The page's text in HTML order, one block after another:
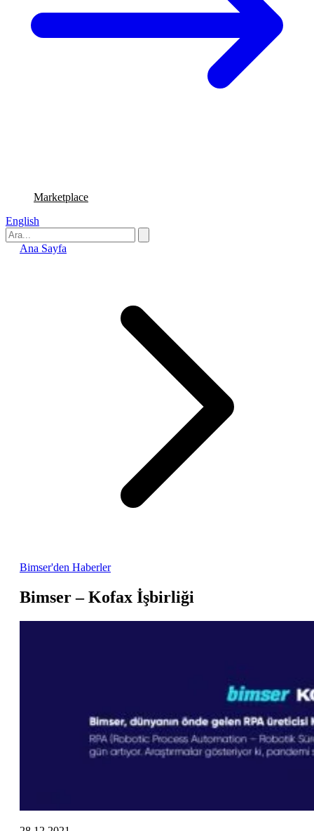
Marketplace
English
Ana Sayfa
Bimser'den Haberler
Bimser – Kofax İşbirliği